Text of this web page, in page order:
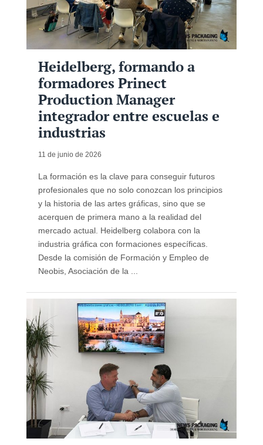
Heidelberg, formando a
formadores Prinect
Production Manager
integrador entre escuelas e
industrias
11 de junio de 2026
La formación es la clave para conseguir futuros
profesionales que no solo conozcan los principios
y la historia de las artes gráficas, sino que se
acerquen de primera mano a la realidad del
mercado actual. Heidelberg colabora con la
industria gráfica con formaciones específicas.
Desde la comisión de Formación y Empleo de
Neobis, Asociación de la ...